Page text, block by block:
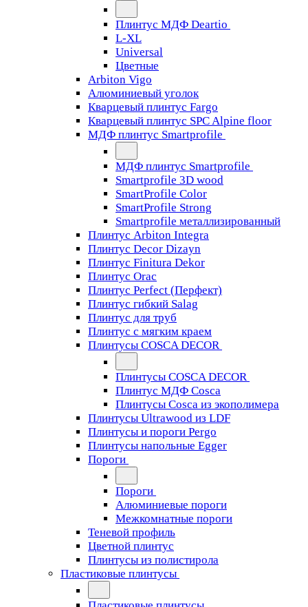
Плинтус МДФ Deartio
L-XL
Universal
Цветные
Arbiton Vigo
Алюминиевый уголок
Кварцевый плинтус Fargo
Кварцевый плинтус SPC Alpine floor
МДФ плинтус Smartprofile
МДФ плинтус Smartprofile
Smartprofile 3D wood
SmartProfile Color
SmartProfile Strong
Smartprofile металлизированный
Плинтус Arbiton Integra
Плинтус Decor Dizayn
Плинтус Finitura Dekor
Плинтус Orac
Плинтус Perfect (Перфект)
Плинтус гибкий Salag
Плинтус для труб
Плинтус с мягким краем
Плинтусы COSCA DECOR
Плинтусы COSCA DECOR
Плинтус МДФ Cosca
Плинтусы Cosca из экополимера
Плинтусы Ultrawood из LDF
Плинтусы и пороги Pergo
Плинтусы напольные Egger
Пороги
Пороги
Алюминиевые пороги
Межкомнатные пороги
Теневой профиль
Цветной плинтус
Плинтусы из полистирола
Пластиковые плинтусы